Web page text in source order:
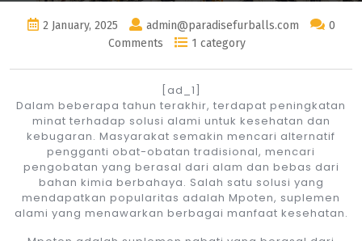
2 January, 2025 admin@paradisefurballs.com
0
Comments
1 category
[ad_1]
Dalam beberapa tahun terakhir, terdapat peningkatan
minat terhadap solusi alami untuk kesehatan dan
kebugaran. Masyarakat semakin mencari alternatif
pengganti obat-obatan tradisional, mencari
pengobatan yang berasal dari alam dan bebas dari
bahan kimia berbahaya. Salah satu solusi yang
mendapatkan popularitas adalah Mpoten, suplemen
alami yang menawarkan berbagai manfaat kesehatan.